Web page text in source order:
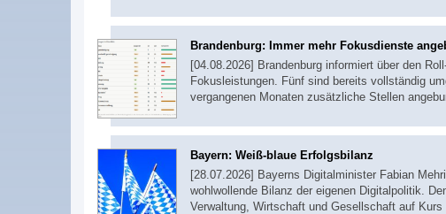
Brandenburg: Immer mehr Fokusdienste
[04.08.2026] Brandenburg informiert über den
Fokusleistungen. Fünf sind bereits vollständig
vergangenen Monaten zusätzliche Stellen
Bayern: Weiß-blaue Erfolgsbilanz
[28.07.2026] Bayerns Digitalminister Fabian
wohlwollende Bilanz der eigenen Digitalpolitik.
Verwaltung, Wirtschaft und Gesellschaft auf